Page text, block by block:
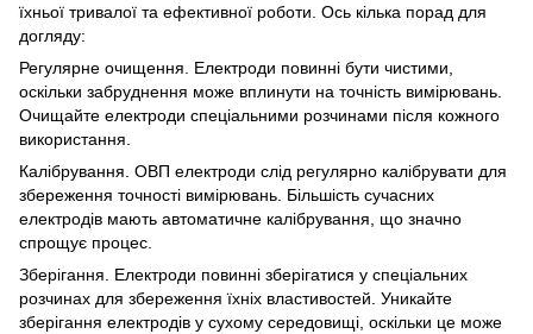
їхньої тривалої та ефективної роботи. Ось кілька порад для
догляду:
Регулярне очищення. Електроди повинні бути чистими,
оскільки забруднення може вплинути на точність вимірювань.
Очищайте електроди спеціальними розчинами після кожного
використання.
Калібрування. ОВП електроди слід регулярно калібрувати для
збереження точності вимірювань. Більшість сучасних
електродів мають автоматичне калібрування, що значно
спрощує процес.
Зберігання. Електроди повинні зберігатися у спеціальних
розчинах для збереження їхніх властивостей. Уникайте
зберігання електродів у сухому середовищі, оскільки це може